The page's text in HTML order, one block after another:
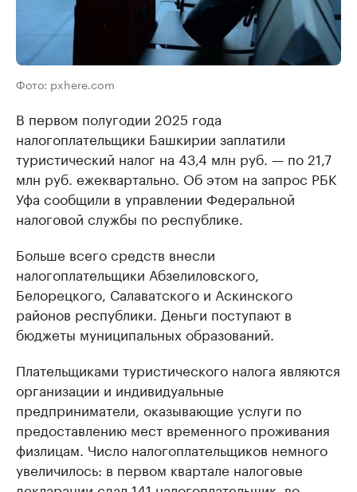
Фото: pxhere.com
В первом полугодии 2025 года
налогоплательщики Башкирии заплатили
туристический налог на 43,4 млн руб. — по 21,7
млн руб. ежеквартально. Об этом на запрос РБК
Уфа сообщили в управлении Федеральной
налоговой службы по республике.
Больше всего средств внесли
налогоплательщики Абзелиловского,
Белорецкого, Салаватского и Аскинского
районов республики. Деньги поступают в
бюджеты муниципальных образований.
Плательщиками туристического налога являются
организации и индивидуальные
предприниматели, оказывающие услуги по
предоставлению мест временного проживания
физлицам. Число налогоплательщиков немного
увеличилось: в первом квартале налоговые